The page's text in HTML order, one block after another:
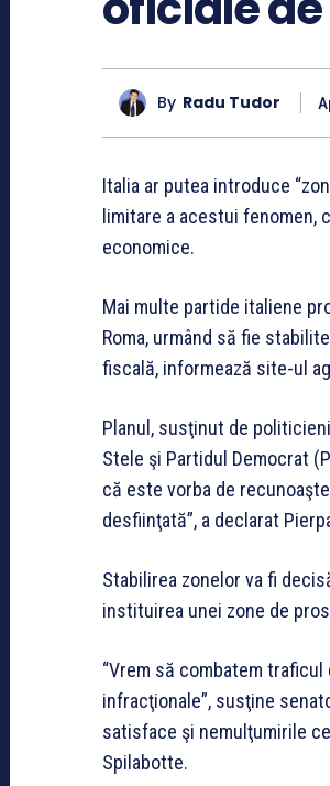
By Radu Tudor
Italia ar putea introduce
limitare a acestui
economice.
Mai multe partide italiene
Roma, urmând să fie
fiscală, informează site-ul
Planul, susţinut de
Stele şi Partidul Democrat
că este vorba de
desfiinţată”, a declarat
Stabilirea zonelor va fi
instituirea unei zone de
“Vrem să combatem
infracţionale”, susţine
satisface şi nemulţumirile
Spilabotte.